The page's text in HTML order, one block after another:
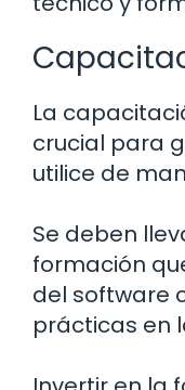
La
crucial para
utilice de
Se deben
formación
del software
prácticas en